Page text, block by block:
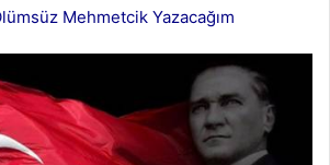
Mehmetcik Yazacağım